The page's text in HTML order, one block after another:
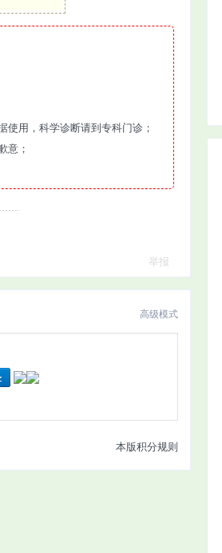
用，科学诊断请到专科门诊；
意；
举报
高级模式
本版积分规则